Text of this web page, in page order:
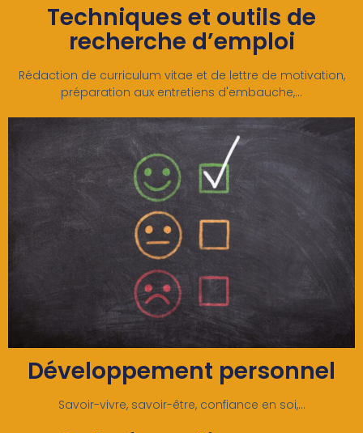
Techniques et outils de
recherche d’emploi
Rédaction de curriculum vitae et de lettre de motivation,
préparation aux entretiens d'embauche,...
Développement personnel
Savoir-vivre, savoir-être, confiance en soi,...​